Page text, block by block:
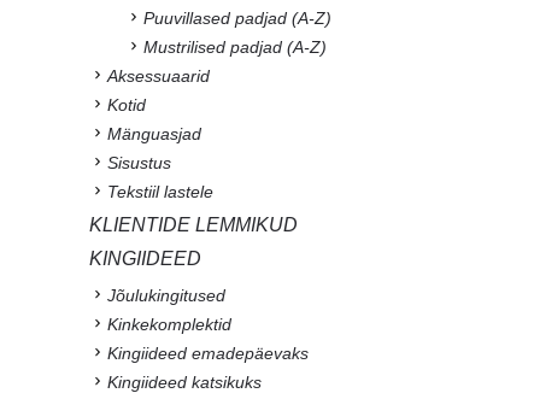
Puuvillased padjad (A-Z)
Mustrilised padjad (A-Z)
Aksessuaarid
Kotid
Mänguasjad
Sisustus
Tekstiil lastele
KLIENTIDE LEMMIKUD
KINGIIDEED
Jõulukingitused
Kinkekomplektid
Kingiideed emadepäevaks
Kingiideed katsikuks